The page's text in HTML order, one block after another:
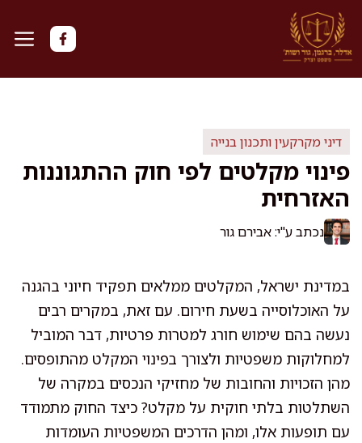
לדלג
לתוכן
דיני מקרקעין ותכנון בנייה
פינוי מקלטים לפי חוק ההתגוננות
האזרחית
נכתב ע"י: אבירם גור
במדינת ישראל, המקלטים ממלאים תפקיד חיוני בהגנה
על האוכלוסייה בשעת חירום. עם זאת, במקרים רבים
נעשה בהם שימוש חורג למטרות פרטיות, דבר המוביל
למחלוקות משפטיות ולצורך בפינוי המקלט מהתופסים.
מהן הזכויות והחובות של מחזיקי הנכסים במקרה של
השתלטות בלתי חוקית על מקלט? כיצד החוק מתמודד
עם תופעות אלו, ומהן הדרכים המשפטיות העומדות